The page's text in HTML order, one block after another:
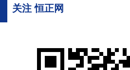
关注 恒正网